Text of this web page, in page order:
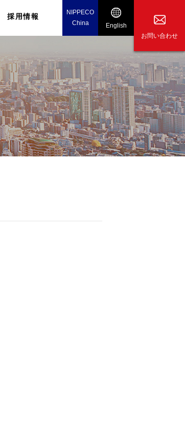
採用情報
NIPPECO
China
English
お問い合わせ